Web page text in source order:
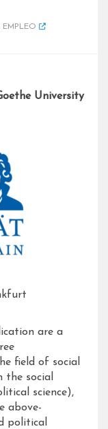
EMPLEO
University
are a
field of social
the social
science),
above-
political